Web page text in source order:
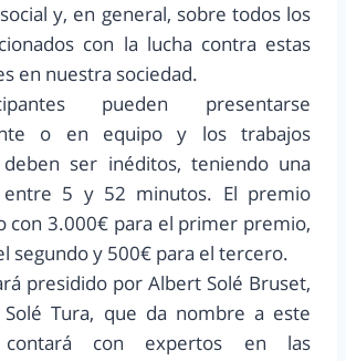
y, en general, sobre todos los
con la lucha contra estas
en nuestra sociedad.
pueden presentarse
o en equipo y los trabajos
deben ser inéditos, teniendo una
entre 5 y 52 minutos. El premio
con 3.000€ para el primer premio,
segundo y 500€ para el tercero.
presidido por Albert Solé Bruset,
Tura, que da nombre a este
con expertos en las